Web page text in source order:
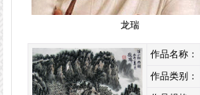
龙瑞
作品名称：
作品类别：